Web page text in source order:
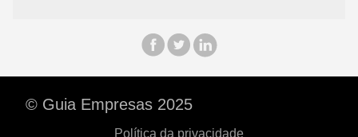
© Guia Empresas 2025
Política da privacidade